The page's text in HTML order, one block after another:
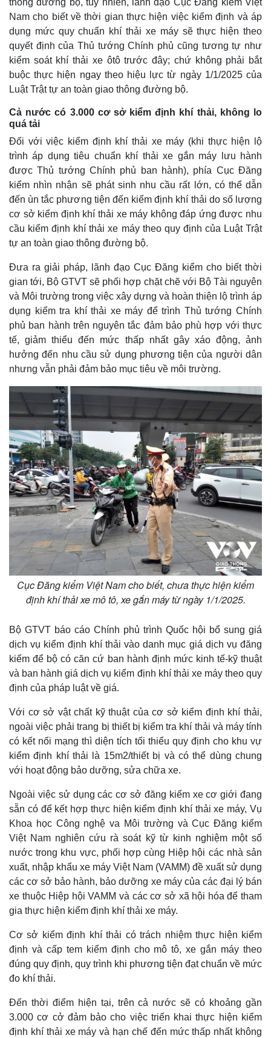
Pháp luật
Vụ án
Tin nóng
Tư vấn luật
Quân sự - Quốc phòng
Việt Nam
Thể thao
Lịch thi đấu bóng đá
Thế giới thể thao
eSports
Hậu trường
Ô tô - Xe máy
Xe máy
Tư vấn
Nam cho biết về thời gian thực hiện việc kiểm định và áp
dụng mức quy chuẩn khí thải xe máy sẽ thực hiện theo
quyết định của Thủ tướng Chính phủ cũng tương tự như
kiểm soát khí thải xe ôtô trước đây; chứ không phải bắt
buộc thực hiện ngay theo hiệu lực từ ngày 1/1/2025 của
Luật Trật tự an toàn giao thông đường bộ.
Cả nước có 3.000 cơ sở kiểm định khí thải, không lo
quá tải
Đối với việc kiểm định khí thải xe máy (khi thực hiện lộ
trình áp dụng tiêu chuẩn khí thải xe gắn máy lưu hành
được Thủ tướng Chính phủ ban hành), phía Cục Đăng
kiểm nhìn nhận sẽ phát sinh nhu cầu rất lớn, có thể dẫn
đến ùn tắc phương tiện đến kiểm định khí thải do số lượng
cơ sở kiểm định khí thải xe máy không đáp ứng được nhu
cầu kiểm định khí thải xe máy theo quy định của Luật Trật
tự an toàn giao thông đường bộ.
Đưa ra giải pháp, lãnh đạo Cục Đăng kiểm cho biết thời
gian tới, Bộ GTVT sẽ phối hợp chặt chẽ với Bộ Tài nguyên
và Môi trường trong việc xây dựng và hoàn thiện lộ trình áp
dụng kiểm tra khí thải xe máy để trình Thủ tướng Chính
phủ ban hành trên nguyên tắc đảm bảo phù hợp với thực
tế, giảm thiểu đến mức thấp nhất gây xáo động, ảnh
hưởng đến nhu cầu sử dụng phương tiện của người dân
nhưng vẫn phải đảm bảo mục tiêu về môi trường.
Cục Đăng kiểm Việt Nam cho biết, chưa thực hiện kiểm
định khí thải xe mô tô, xe gắn máy từ ngày 1/1/2025.
Bộ GTVT báo cáo Chính phủ trình Quốc hội bổ sung giá
dịch vụ kiểm định khí thải vào danh mục giá dịch vụ đăng
kiểm để bộ có căn cứ ban hành định mức kinh tế-kỹ thuật
và ban hành giá dịch vụ kiểm định khí thải xe máy theo quy
định của pháp luật về giá.
Với cơ sở vật chất kỹ thuật của cơ sở kiểm định khí thải,
ngoài việc phải trang bị thiết bị kiểm tra khí thải và máy tính
có kết nối mạng thì diện tích tối thiểu quy định cho khu vự
kiểm định khí thải là 15m2/thiết bị và có thể dùng chung
với hoạt động bảo dưỡng, sửa chữa xe.
Ngoài việc sử dụng các cơ sở đăng kiểm xe cơ giới đang
sẵn có để kết hợp thực hiện kiểm định khí thải xe máy, Vụ
Khoa học Công nghệ va Môi trường và Cục Đăng kiểm
Việt Nam nghiên cứu rà soát kỹ từ kinh nghiệm một số
nước trong khu vực, phối hợp cùng Hiệp hội các nhà sản
xuất, nhập khẩu xe máy Việt Nam (VAMM) đề xuất sử dụng
các cơ sở bảo hành, bảo dưỡng xe máy của các đại lý bán
xe thuộc Hiệp hội VAMM và các cơ sở xã hội hóa để tham
gia thực hiện kiểm định khí thải xe máy.
Cơ sở kiểm định khí thải có trách nhiệm thực hiện kiểm
định và cấp tem kiểm định cho mô tô, xe gắn máy theo
đúng quy định, quy trình khi phương tiện đạt chuẩn về mức
đo khí thải.
Đến thời điểm hiện tại, trên cả nước sẽ có khoảng gần
3.000 cơ cở đảm bảo cho việc triển khai thực hiện kiểm
định khí thải xe máy và hạn chế đến mức thấp nhất không